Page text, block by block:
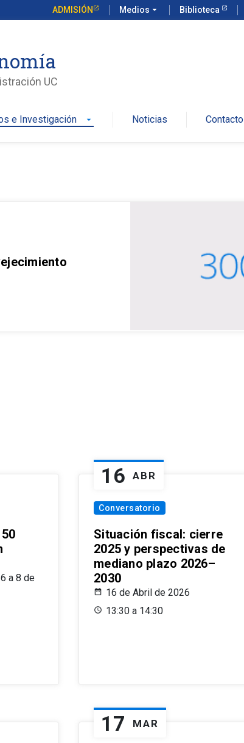
ADMISIÓN Medios arrow_drop_down Biblioteca
UC
e Investigación arrow_drop_down Noticias Contacto
a 8 de
16 ABR
Conversatorio
Situación fiscal: cierre
2025 y perspectivas de
mediano plazo 2026–
2030
16 de Abril de 2026
13:30 a 14:30
17 MAR